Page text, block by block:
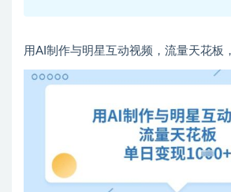
用AI制作与明星互动视频，流量天花板